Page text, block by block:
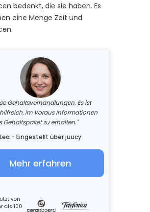
bedenkt, die sie haben. Es
eine Menge Zeit und
Gehaltsverhandlungen. Es ist
im Voraus Informationen
Gehaltspaket zu erhalten."
Lea - Eingestellt über juucy
Mehr erfahren
von
als 100